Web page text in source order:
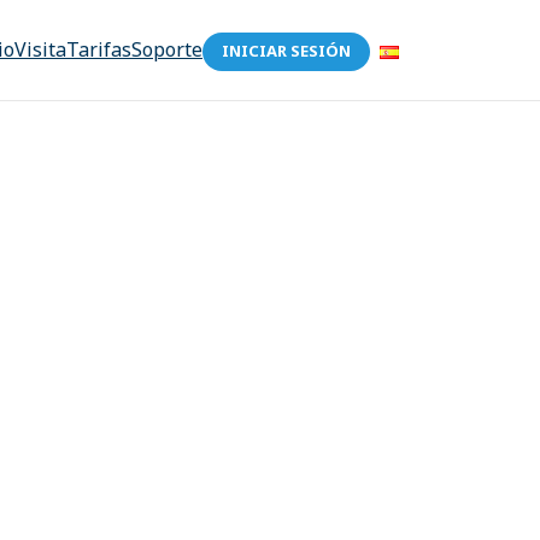
VisitaTarifasSoporte INICIAR SESIÓN